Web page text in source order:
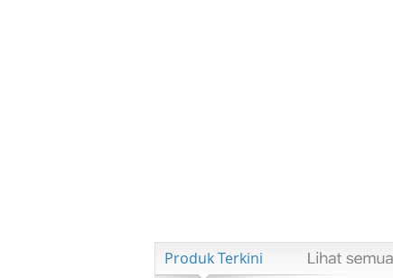
Produk Terkini